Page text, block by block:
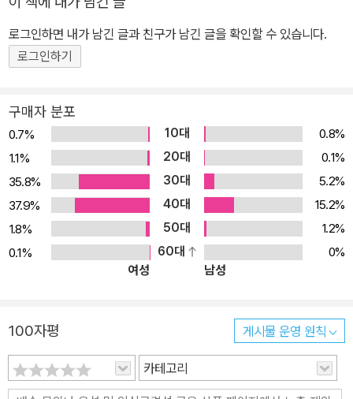
라올 수 있도록 흔적을 남긴다. 집에는 알리지도 않고 나왔는데.......
유괴범의 목적은 교수가 완성한, 총알이 뚫지 못하는 방탄경금속을
만들 수 있는 공식을 얻는 것. 하지만 외딴 섬에서 흰 장미군 삼총사는
함부로 경찰에 알릴 수도 없다. 라스무스가 유괴범의 손안에 있기 때
문이다. 이번에는 일이 너무 어렵다. 아무도 없는 숲 속에서 유괴범도
물리쳐야 하고, 교수와 꼬마도 구해내야 하고, 비밀 문서도 지켜야 한
다. 과연 흰 장미군 삼총사가 잘 해낼 수 있을까?저자 소개지은이 아
스트리드 린드그렌아스트리드 린드그렌은 <에밀은 사고뭉치>로 우
리나라에서도 잘 알려진 스웨덴의 유명한 어린이책 작가이다. 오랫동
안 학교 선생님으로 일했던 린드그렌은 발표하자 마자 큰 인기를 얻
은 '삐삐' 시리즈 외에도 '소년 탐정 칼레' 시리즈 3권, <나, 이사 갈 거
야>, <떠들썩한 마을의 아이들> 등 다양한 명작을 발표했다. 린드그
을 수상했고 전세계 어린이들에게 커다란 사랑을 받고 있다.
로그인하면 내가 남긴 글과 친구가 남긴 글을 확인할 수 있습니다.
로그인하기
구매자 분포
0.7% 10대
0.8%
1.1%
20대
0.1%
35.8%
30대
5.2%
37.9%
40대
15.2%
1.8%
50대
1.2%
0.1%
60대
0%
여성
남성
100자평 게시물 운영 원칙
카테고리